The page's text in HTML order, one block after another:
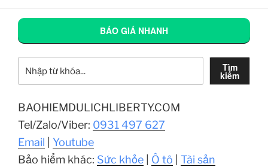
BÁO GIÁ NHANH
Tìm
kiếm
BAOHIEMDULICHLIBERTY.COM
Tel/Zalo/Viber: 0931 497 627
Email
Youtube
Bảo hiểm khác: Sức khỏe Ô tô Tài sản